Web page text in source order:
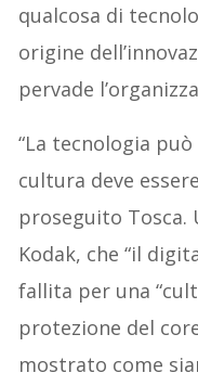
qualcosa di
origine
pervade
“La tecnologia
cultura deve
proseguito Tosca.
Kodak, che “il
fallita per una
protezione del
mostrato come